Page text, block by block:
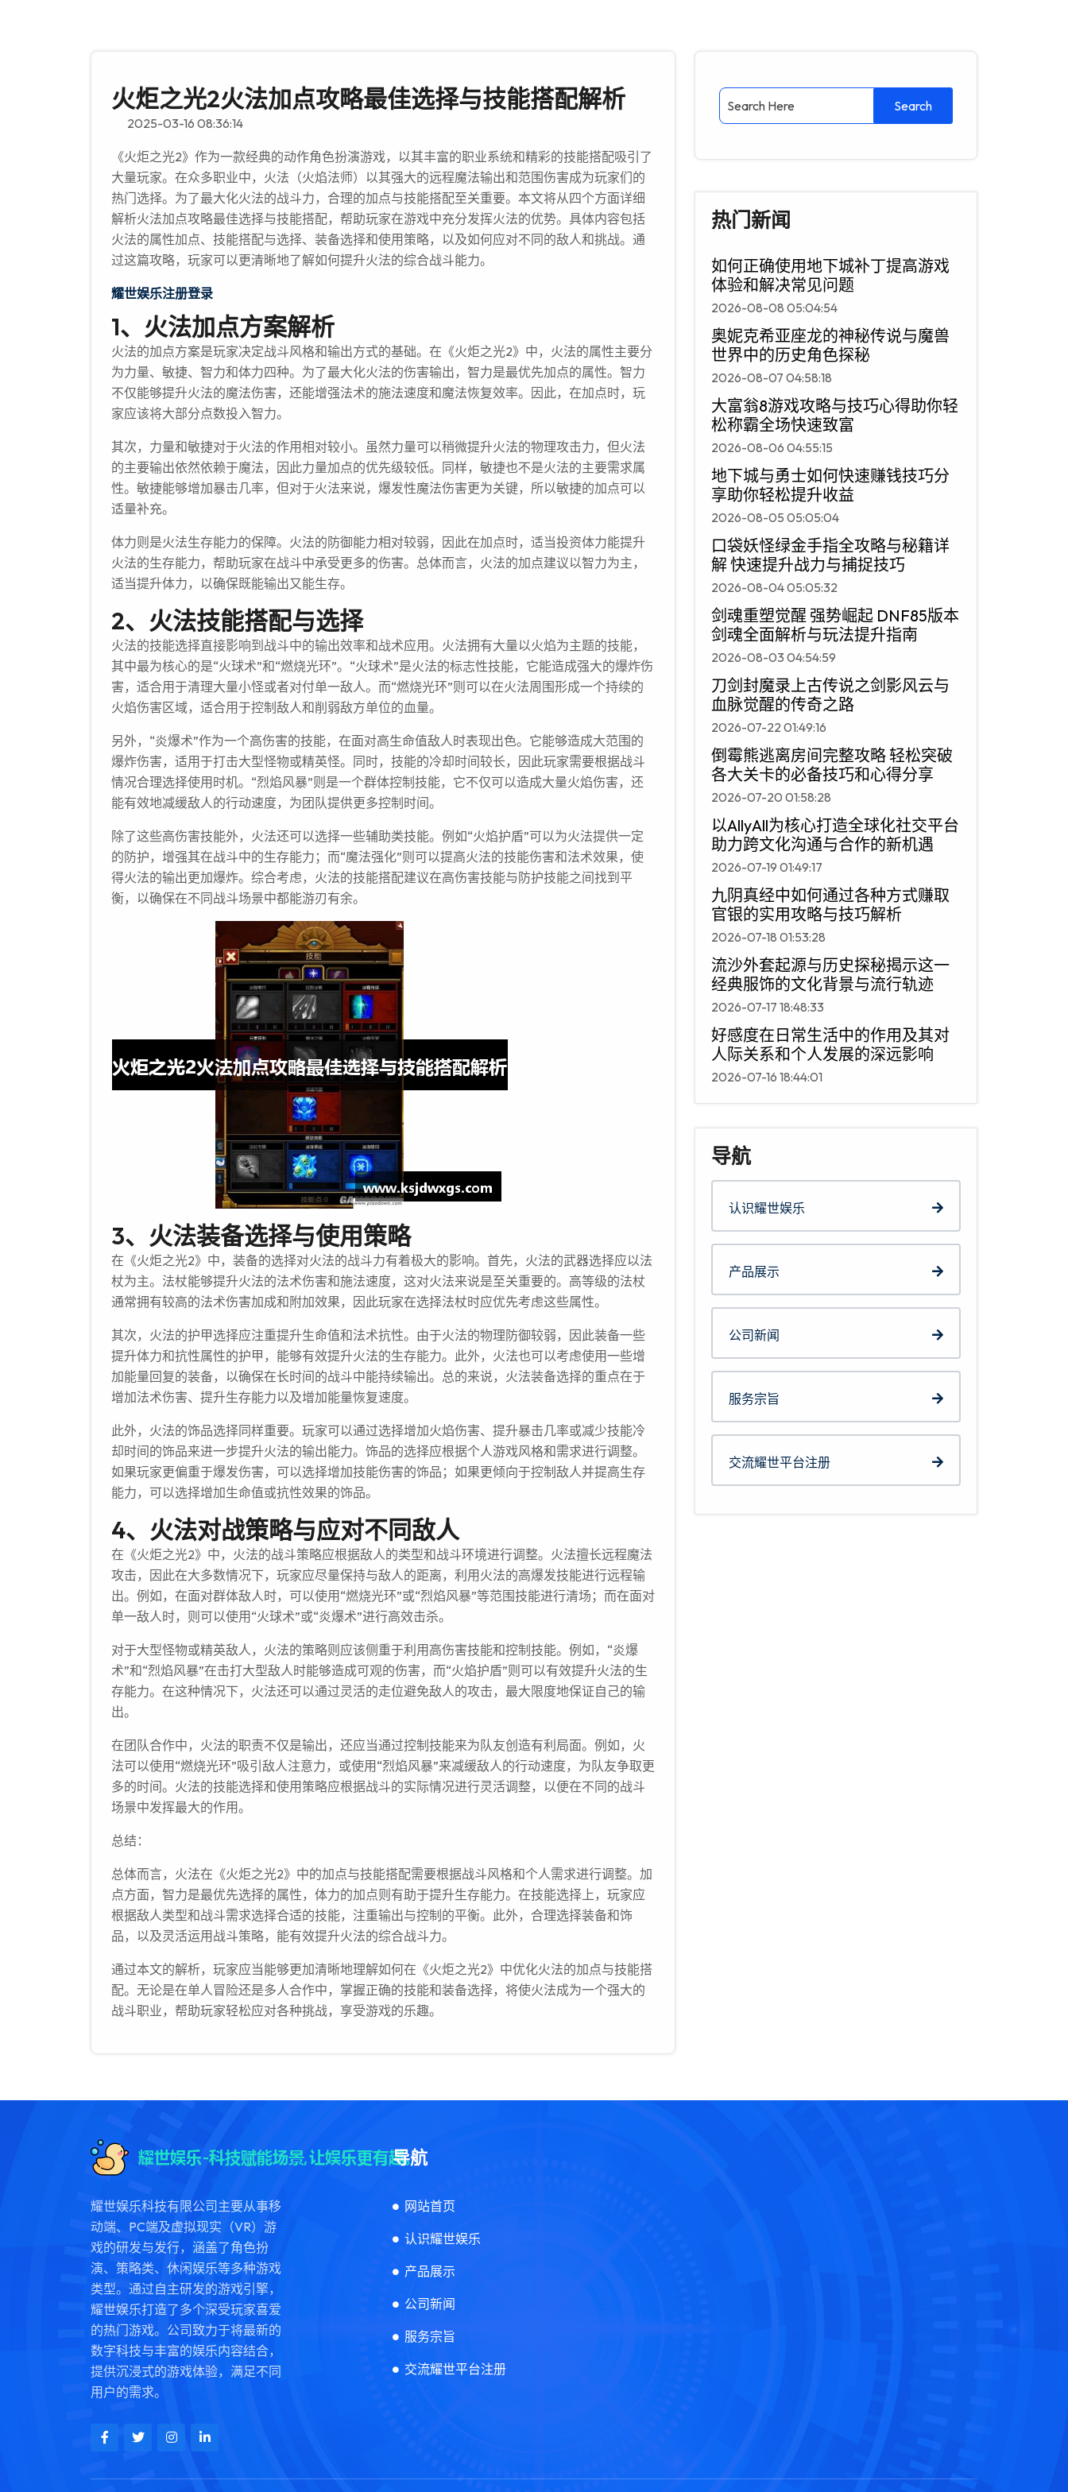
火炬之光2火法加点攻略最佳选择与技能搭配解析
2025-03-16 08:36:14
《火炬之光2》作为一款经典的动作角色扮演游戏，以其丰富的职业系统和精彩的技能搭配吸引了
大量玩家。在众多职业中，火法（火焰法师）以其强大的远程魔法输出和范围伤害成为玩家们的
热门选择。为了最大化火法的战斗力，合理的加点与技能搭配至关重要。本文将从四个方面详细
解析火法加点攻略最佳选择与技能搭配，帮助玩家在游戏中充分发挥火法的优势。具体内容包括
火法的属性加点、技能搭配与选择、装备选择和使用策略，以及如何应对不同的敌人和挑战。通
过这篇攻略，玩家可以更清晰地了解如何提升火法的综合战斗能力。
耀世娱乐注册登录
1、火法加点方案解析
火法的加点方案是玩家决定战斗风格和输出方式的基础。在《火炬之光2》中，火法的属性主要分
为力量、敏捷、智力和体力四种。为了最大化火法的伤害输出，智力是最优先加点的属性。智力
不仅能够提升火法的魔法伤害，还能增强法术的施法速度和魔法恢复效率。因此，在加点时，玩
家应该将大部分点数投入智力。
其次，力量和敏捷对于火法的作用相对较小。虽然力量可以稍微提升火法的物理攻击力，但火法
的主要输出依然依赖于魔法，因此力量加点的优先级较低。同样，敏捷也不是火法的主要需求属
性。敏捷能够增加暴击几率，但对于火法来说，爆发性魔法伤害更为关键，所以敏捷的加点可以
适量补充。
体力则是火法生存能力的保障。火法的防御能力相对较弱，因此在加点时，适当投资体力能提升
火法的生存能力，帮助玩家在战斗中承受更多的伤害。总体而言，火法的加点建议以智力为主，
适当提升体力，以确保既能输出又能生存。
2、火法技能搭配与选择
火法的技能选择直接影响到战斗中的输出效率和战术应用。火法拥有大量以火焰为主题的技能，
其中最为核心的是“火球术”和“燃烧光环”。“火球术”是火法的标志性技能，它能造成强大的爆炸伤
害，适合用于清理大量小怪或者对付单一敌人。而“燃烧光环”则可以在火法周围形成一个持续的
火焰伤害区域，适合用于控制敌人和削弱敌方单位的血量。
另外，“炎爆术”作为一个高伤害的技能，在面对高生命值敌人时表现出色。它能够造成大范围的
爆炸伤害，适用于打击大型怪物或精英怪。同时，技能的冷却时间较长，因此玩家需要根据战斗
情况合理选择使用时机。“烈焰风暴”则是一个群体控制技能，它不仅可以造成大量火焰伤害，还
能有效地减缓敌人的行动速度，为团队提供更多控制时间。
除了这些高伤害技能外，火法还可以选择一些辅助类技能。例如“火焰护盾”可以为火法提供一定
的防护，增强其在战斗中的生存能力；而“魔法强化”则可以提高火法的技能伤害和法术效果，使
得火法的输出更加爆炸。综合考虑，火法的技能搭配建议在高伤害技能与防护技能之间找到平
衡，以确保在不同战斗场景中都能游刃有余。
3、火法装备选择与使用策略
在《火炬之光2》中，装备的选择对火法的战斗力有着极大的影响。首先，火法的武器选择应以法
杖为主。法杖能够提升火法的法术伤害和施法速度，这对火法来说是至关重要的。高等级的法杖
通常拥有较高的法术伤害加成和附加效果，因此玩家在选择法杖时应优先考虑这些属性。
其次，火法的护甲选择应注重提升生命值和法术抗性。由于火法的物理防御较弱，因此装备一些
提升体力和抗性属性的护甲，能够有效提升火法的生存能力。此外，火法也可以考虑使用一些增
加能量回复的装备，以确保在长时间的战斗中能持续输出。总的来说，火法装备选择的重点在于
增加法术伤害、提升生存能力以及增加能量恢复速度。
此外，火法的饰品选择同样重要。玩家可以通过选择增加火焰伤害、提升暴击几率或减少技能冷
却时间的饰品来进一步提升火法的输出能力。饰品的选择应根据个人游戏风格和需求进行调整。
如果玩家更偏重于爆发伤害，可以选择增加技能伤害的饰品；如果更倾向于控制敌人并提高生存
能力，可以选择增加生命值或抗性效果的饰品。
4、火法对战策略与应对不同敌人
在《火炬之光2》中，火法的战斗策略应根据敌人的类型和战斗环境进行调整。火法擅长远程魔法
攻击，因此在大多数情况下，玩家应尽量保持与敌人的距离，利用火法的高爆发技能进行远程输
出。例如，在面对群体敌人时，可以使用“燃烧光环”或“烈焰风暴”等范围技能进行清场；而在面对
单一敌人时，则可以使用“火球术”或“炎爆术”进行高效击杀。
对于大型怪物或精英敌人，火法的策略则应该侧重于利用高伤害技能和控制技能。例如，“炎爆
术”和“烈焰风暴”在击打大型敌人时能够造成可观的伤害，而“火焰护盾”则可以有效提升火法的生
存能力。在这种情况下，火法还可以通过灵活的走位避免敌人的攻击，最大限度地保证自己的输
出。
在团队合作中，火法的职责不仅是输出，还应当通过控制技能来为队友创造有利局面。例如，火
法可以使用“燃烧光环”吸引敌人注意力，或使用“烈焰风暴”来减缓敌人的行动速度，为队友争取更
多的时间。火法的技能选择和使用策略应根据战斗的实际情况进行灵活调整，以便在不同的战斗
场景中发挥最大的作用。
总结：
总体而言，火法在《火炬之光2》中的加点与技能搭配需要根据战斗风格和个人需求进行调整。加
点方面，智力是最优先选择的属性，体力的加点则有助于提升生存能力。在技能选择上，玩家应
根据敌人类型和战斗需求选择合适的技能，注重输出与控制的平衡。此外，合理选择装备和饰
品，以及灵活运用战斗策略，能有效提升火法的综合战斗力。
通过本文的解析，玩家应当能够更加清晰地理解如何在《火炬之光2》中优化火法的加点与技能搭
配。无论是在单人冒险还是多人合作中，掌握正确的技能和装备选择，将使火法成为一个强大的
战斗职业，帮助玩家轻松应对各种挑战，享受游戏的乐趣。
热门新闻
如何正确使用地下城补丁提高游戏
体验和解决常见问题
2026-08-08 05:04:54
奥妮克希亚座龙的神秘传说与魔兽
世界中的历史角色探秘
2026-08-07 04:58:18
大富翁8游戏攻略与技巧心得助你轻
松称霸全场快速致富
2026-08-06 04:55:15
地下城与勇士如何快速赚钱技巧分
享助你轻松提升收益
2026-08-05 05:05:04
口袋妖怪绿金手指全攻略与秘籍详
解 快速提升战力与捕捉技巧
2026-08-04 05:05:32
剑魂重塑觉醒 强势崛起 DNF85版本
剑魂全面解析与玩法提升指南
2026-08-03 04:54:59
刀剑封魔录上古传说之剑影风云与
血脉觉醒的传奇之路
2026-07-22 01:49:16
倒霉熊逃离房间完整攻略 轻松突破
各大关卡的必备技巧和心得分享
2026-07-20 01:58:28
以AllyAll为核心打造全球化社交平台
助力跨文化沟通与合作的新机遇
2026-07-19 01:49:17
九阴真经中如何通过各种方式赚取
官银的实用攻略与技巧解析
2026-07-18 01:53:28
流沙外套起源与历史探秘揭示这一
经典服饰的文化背景与流行轨迹
2026-07-17 18:48:33
好感度在日常生活中的作用及其对
人际关系和个人发展的深远影响
2026-07-16 18:44:01
导航
认识耀世娱乐
产品展示
公司新闻
服务宗旨
交流耀世平台注册
耀世娱乐科技有限公司主要从事移
动端、PC端及虚拟现实（VR）游
戏的研发与发行，涵盖了角色扮
演、策略类、休闲娱乐等多种游戏
类型。通过自主研发的游戏引擎，
耀世娱乐打造了多个深受玩家喜爱
的热门游戏。公司致力于将最新的
数字科技与丰富的娱乐内容结合，
提供沉浸式的游戏体验，满足不同
用户的需求。
导航
网站首页
认识耀世娱乐
产品展示
公司新闻
服务宗旨
交流耀世平台注册